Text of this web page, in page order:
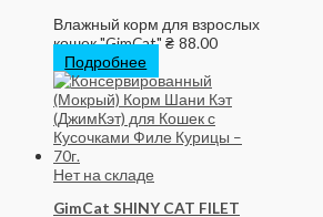
Влажный корм для взрослых
кошек "GimCat" ₴ 88.00
Подробнее
Нет на складе
GimCat SHINY CAT FILET